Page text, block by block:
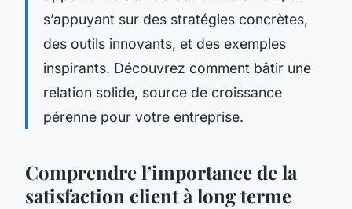
s’appuyant sur des stratégies concrètes,
des outils innovants, et des exemples
inspirants. Découvrez comment bâtir une
relation solide, source de croissance
pérenne pour votre entreprise.
Comprendre l’importance de la
satisfaction client à long terme